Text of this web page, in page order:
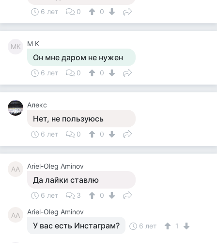
6 лет 0 0
MК M К
Он мне даром не нужен
6 лет 0 0
Алекс
Нет, не пользуюсь
6 лет 0 0
AA Ariel-Oleg Aminov
Да лайки ставлю
6 лет 3 0
AA Ariel-Oleg Aminov
У вас есть Инстаграм? 6 лет 1